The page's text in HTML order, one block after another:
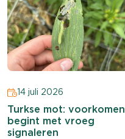
14 juli 2026
Turkse mot: voorkomen
begint met vroeg
signaleren